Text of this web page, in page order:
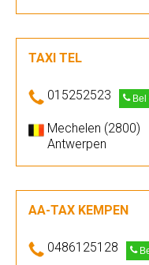
TAXI TEL
015252523 Bel
Mechelen (2800)
Antwerpen
AA-TAX KEMPEN
0486125128